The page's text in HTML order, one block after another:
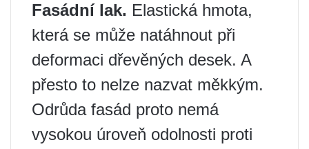
Fasádní lak. Elastická hmota,
která se může natáhnout při
deformaci dřevěných desek. A
přesto to nelze nazvat měkkým.
Odrůda fasád proto nemá
vysokou úroveň odolnosti proti